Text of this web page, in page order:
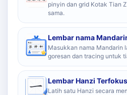
pinyin dan grid Kotak Tian
sama.
Lembar nama
Masukkan nama Mandarin
goresan dan tracing untuk
Lembar Hanzi Terfokus
Latih satu Hanzi secara